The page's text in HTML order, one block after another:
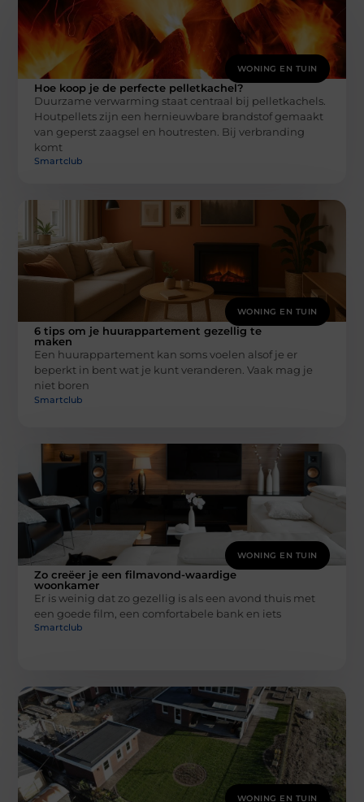
WONING EN TUIN
Hoe koop je de perfecte pelletkachel?
Duurzame verwarming staat centraal bij pelletkachels.
Houtpellets zijn een hernieuwbare brandstof gemaakt
van geperst zaagsel en houtresten. Bij verbranding
komt
Smartclub
WONING EN TUIN
6 tips om je huurappartement gezellig te
maken
Een huurappartement kan soms voelen alsof je er
beperkt in bent wat je kunt veranderen. Vaak mag je
niet boren
Smartclub
WONING EN TUIN
Zo creëer je een filmavond-waardige
woonkamer
Er is weinig dat zo gezellig is als een avond thuis met
een goede film, een comfortabele bank en iets
Smartclub
WONING EN TUIN